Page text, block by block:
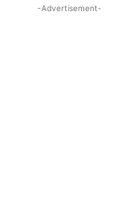
-Advertisement-